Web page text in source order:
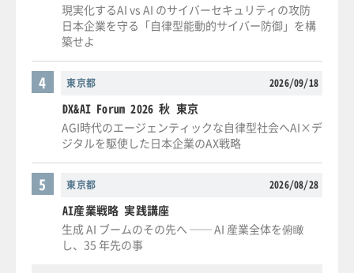
現実化するAI vs AI のサイバーセキュリティの攻防
日本企業を守る「自律型能動的サイバー防御」を構
築せよ
東京都 2026/09/18
4
DX&AI Forum 2026 秋 東京
AGI時代のエージェンティックな自律型社会へAI×デ
ジタルを駆使した日本企業のAX戦略
東京都 2026/08/28
5
AI産業戦略 実践講座
生成 AI ブームのその先へ ── AI 産業全体を俯瞰
し、35 年先の事